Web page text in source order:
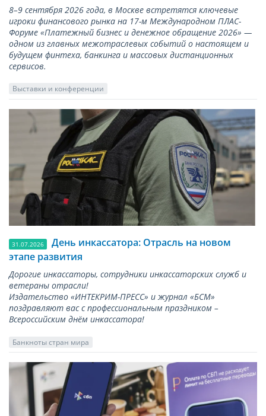
8–9 сентября 2026 года, в Москве встретятся ключевые
игроки финансового рынка на 17-м Международном ПЛАС-
Форуме «Платежный бизнес и денежное обращение 2026» —
одном из главных межотраслевых событий о настоящем и
будущем финтеха, банкинга и массовых дистанционных
сервисов.
Выставки и конференции
31.07.2026
День инкассатора: Отрасль на новом
этапе развития
Дорогие инкассаторы, сотрудники инкассаторских служб и
ветераны отрасли!
Издательство «ИНТЕКРИМ-ПРЕСС» и журнал «БСМ»
поздравляют вас с профессиональным праздником –
Всероссийским днём инкассатора!
Банкноты стран мира